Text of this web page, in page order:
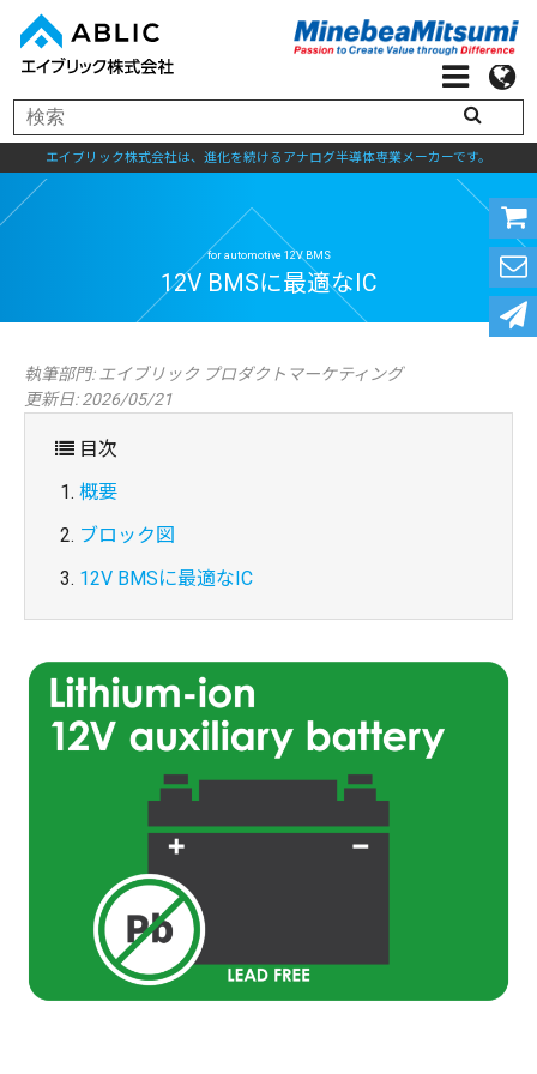
エイブリック株式会社は、進化を続けるアナログ半導体専業メーカーです。
for automotive 12V BMS
12V BMSに最適な
執筆部門:エイブリック プロダクトマーケティング
更新日: 2026/05/21
目次
概要
ブロック図
12V BMSに最適なIC